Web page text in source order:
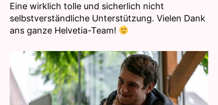
Eine wirklich tolle und sicherlich nicht
selbstverständliche Unterstützung. Vielen Dank
ans ganze Helvetia-Team!